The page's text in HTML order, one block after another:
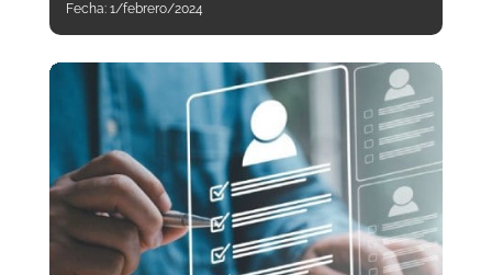
Fecha: 1/febrero/2024